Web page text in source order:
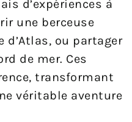
d’expériences à
une berceuse
d’Atlas, ou partager
de mer. Ces
transformant
véritable aventure